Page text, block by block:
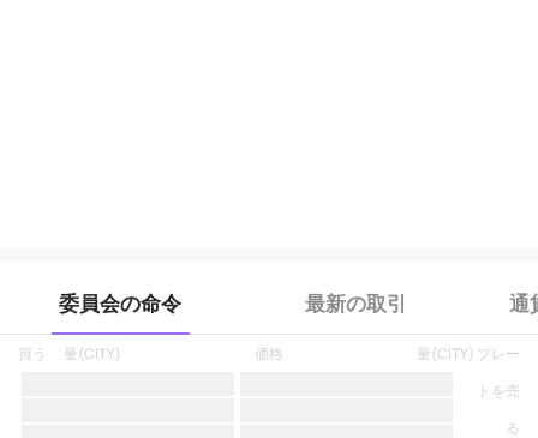
委員会の命令 最新の取引 通
買う 量(CITY) 価格
プレー
トを売
る
量(CITY)